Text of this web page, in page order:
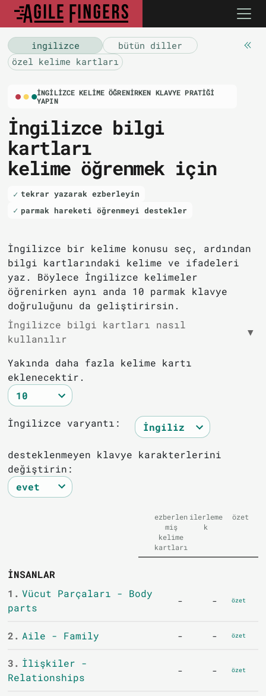
i̇ngilizce
bütün diller
özel kelime kartları
İNGILIZCE KELIME ÖĞRENIRKEN KLAVYE PRATIĞI
YAPIN
İngilizce bilgi
kartları
kelime öğrenmek için
tekrar yazarak ezberleyin
parmak hareketi öğrenmeyi destekler
İngilizce bir kelime konusu seç, ardından
bilgi kartlarındaki kelime ve ifadeleri
yaz. Böylece İngilizce kelimeler
öğrenirken aynı anda 10 parmak klavye
doğruluğunu da geliştirirsin.
İngilizce bilgi kartları nasıl
kullanılır
▼
Yakında daha fazla kelime kartı
eklenecektir.
İngilizce varyantı:
desteklenmeyen klavye karakterlerini
değiştirin:
ezberlen
miş
kelime
kartları
ilerleme
k
özet
İNSANLAR
1. Vücut Parçaları - Body
parts
- - özet
2. Aile - Family - - özet
3. İlişkiler -
Relationships
- - özet